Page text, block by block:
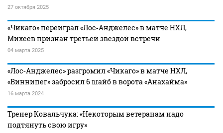
27 октября 2025
«Чикаго» переиграл «Лос‑Анджелес» в матче НХЛ,
Михеев признан третьей звездой встречи
04 марта 2025
«Лос‑Анджелес» разгромил «Чикаго» в матче НХЛ,
«Виннипег» забросил 6 шайб в ворота «Анахайма»
16 марта 2024
Тренер Ковальчука: «Некоторым ветеранам надо
подтянуть свою игру»